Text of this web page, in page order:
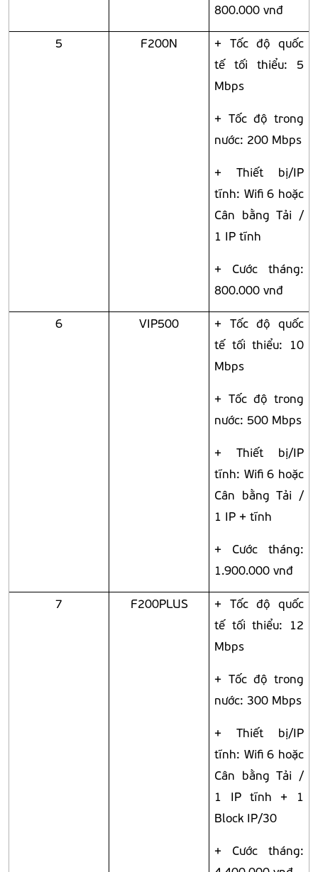
800.000 vnđ
5 F200N
+ Tốc độ quốc
tế tối thiểu: 5
Mbps
+ Tốc độ trong
nước: 200 Mbps
+ Thiết bị/IP
tĩnh: Wifi 6 hoặc
Cân bằng Tải /
1 IP tĩnh
+ Cước tháng:
800.000 vnđ
6 VIP500
+ Tốc độ quốc
tế tối thiểu: 10
Mbps
+ Tốc độ trong
nước: 500 Mbps
+ Thiết bị/IP
tĩnh: Wifi 6 hoặc
Cân bằng Tải /
1 IP + tĩnh
+ Cước tháng:
1.900.000 vnđ
7 F200PLUS
+ Tốc độ quốc
tế tối thiểu: 12
Mbps
+ Tốc độ trong
nước: 300 Mbps
+ Thiết bị/IP
tĩnh: Wifi 6 hoặc
Cân bằng Tải /
1 IP tĩnh + 1
Block IP/30
+ Cước tháng: